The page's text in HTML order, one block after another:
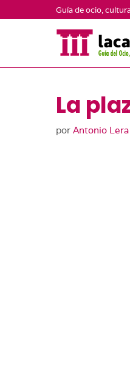
Guía de ocio,
La
por Antonio